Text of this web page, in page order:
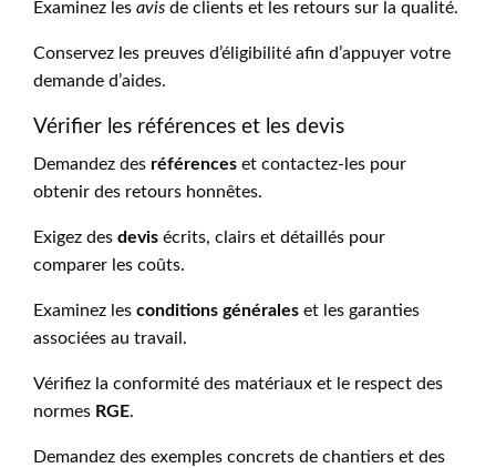
Examinez les avis de clients et les retours sur la qualité.
Conservez les preuves d’éligibilité afin d’appuyer votre
demande d’aides.
Vérifier les références et les devis
Demandez des références et contactez-les pour
obtenir des retours honnêtes.
Exigez des devis écrits, clairs et détaillés pour
comparer les coûts.
Examinez les conditions générales et les garanties
associées au travail.
Vérifiez la conformité des matériaux et le respect des
normes RGE.
Demandez des exemples concrets de chantiers et des